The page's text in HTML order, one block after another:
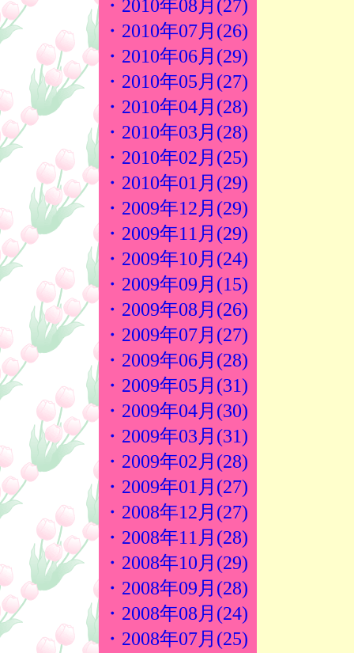
・2010年08月(27)
・2010年07月(26)
・2010年06月(29)
・2010年05月(27)
・2010年04月(28)
・2010年03月(28)
・2010年02月(25)
・2010年01月(29)
・2009年12月(29)
・2009年11月(29)
・2009年10月(24)
・2009年09月(15)
・2009年08月(26)
・2009年07月(27)
・2009年06月(28)
・2009年05月(31)
・2009年04月(30)
・2009年03月(31)
・2009年02月(28)
・2009年01月(27)
・2008年12月(27)
・2008年11月(28)
・2008年10月(29)
・2008年09月(28)
・2008年08月(24)
・2008年07月(25)